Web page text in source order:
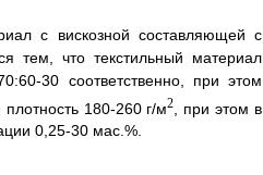
с вискозной составляющей с
тем, что текстильный материал
30 соответственно, при этом
180-260 г/м2
, при этом в
0,25-30 мас.%.